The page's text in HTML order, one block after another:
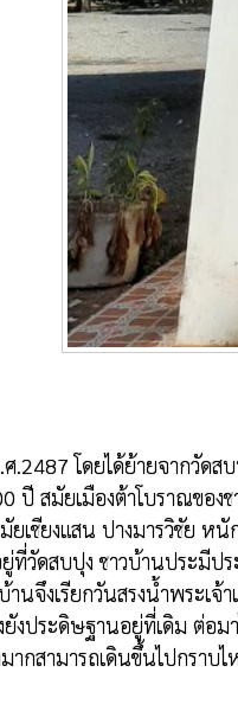
ปี สมัยเมืองต้าโบราณขอ
ยเชียงแสน ปางมารวิชัย
วัดสบปุง ชาวบ้านประมีป
นจึงเรียกวันสรงน้ำพระเ
ยังประดิษฐานอยู่ที่เดิม ต่